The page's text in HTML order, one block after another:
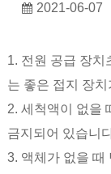
2021-06-07
1. 전원 공급 장치
는 좋은 접지 장
2. 세척액이 없을
금지되어 있습니
3. 액체가 없을 때